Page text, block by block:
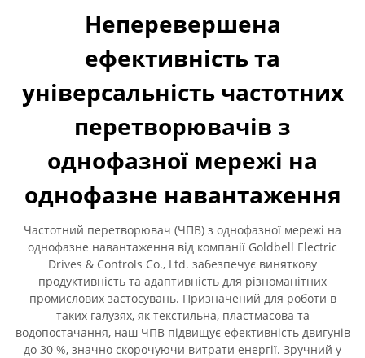
Неперевершена
ефективність та
універсальність частотних
перетворювачів з
однофазної мережі на
однофазне навантаження
Частотний перетворювач (ЧПВ) з однофазної мережі на
однофазне навантаження від компанії Goldbell Electric
Drives & Controls Co., Ltd. забезпечує виняткову
продуктивність та адаптивність для різноманітних
промислових застосувань. Призначений для роботи в
таких галузях, як текстильна, пластмасова та
водопостачання, наш ЧПВ підвищує ефективність двигунів
до 30 %, значно скорочуючи витрати енергії. Зручний у